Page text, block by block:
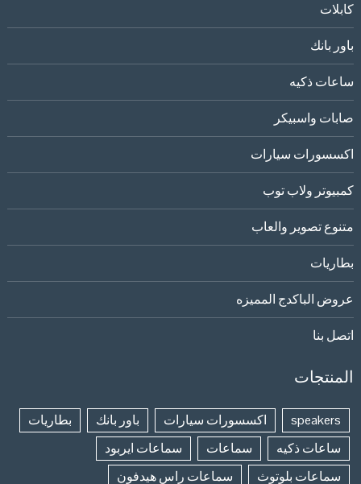
كابلات
باور بانك
ساعات ذكيه
صابات واسبيكر
اكسسورات سيارات
كمبيوتر ولاب توب
متنوع تصوير والعاب
بطاريات
عروض الباكدج المميزه
اتصل بنا
المنتجات
speakers اكسسورات سيارات باور بانك
بطاريات
ساعات ذكيه
سماعات
سماعات ايربود
سماعات بلوتوث
سماعات راس هيدفون